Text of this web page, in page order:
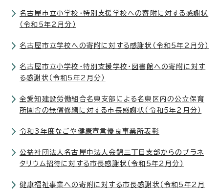
名古屋市立小学校・特別支援学校への寄附に対する感謝状
（令和5年2月分）
名古屋市立学校への寄附に対する感謝状（令和5年2月分）
名古屋市立小学校・特別支援学校・図書館への寄附に対す
る感謝状（令和5年2月分）
全愛知建設労働組合名東支部による名東区内の公立保育
所園舎の無償修繕に対する市長感謝状（令和5年2月分）
令和3年度なごや健康宣言優良事業所表彰
公益社団法人名古屋中法人会錦三丁目支部からのプラネ
タリウム招待に対する市長感謝状（令和5年2月分）
健康福祉事業への寄附に対する市長感謝状（令和5年2月